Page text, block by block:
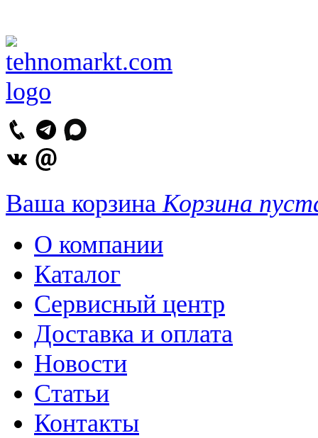
Ваша корзина Корзина
О компании
Каталог
Сервисный центр
Доставка и оплата
Новости
Статьи
Контакты